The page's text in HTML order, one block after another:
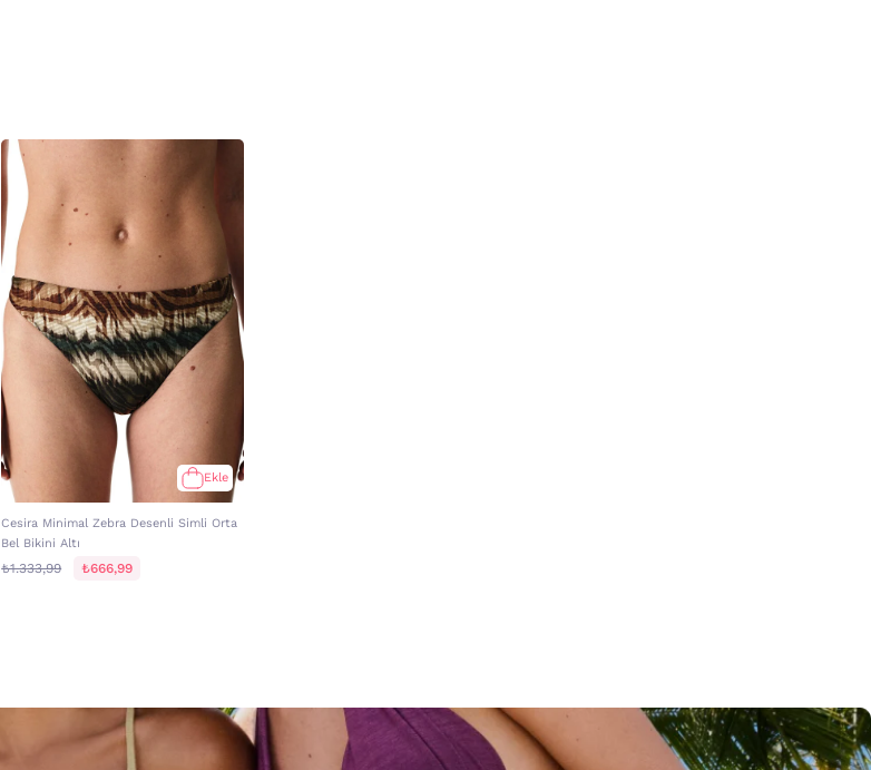
Ekle
Cesira Minimal Zebra Desenli Simli Orta
Bel Bikini Altı
₺1.333,99 ₺666,99